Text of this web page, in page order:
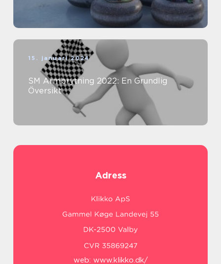
15. januari 2024
SM Armbrytning 2022: En Grundlig
Översikt
Adress
web: www.klikko.dk/